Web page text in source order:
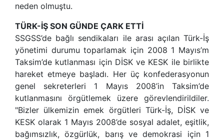
neden olmuştu.
TÜRK-İŞ SON GÜNDE ÇARK ETTİ
SSGSS’de bağlı sendikaları ile arası açılan Türk-İş
yönetimi durumu toparlamak için 2008 1 Mayıs’m
Taksim’de kutlanması için DİSK ve KESK ile birlikte
hareket etmeye başladı. Her üç konfederasyonun
genel sekreterleri 1 Mayıs 2008’in Taksim’de
kutlanmasını örgütlemek üzere görevlendirildiler.
"Bizler ülkemizin emek örgütleri Türk-İş, DİSK ve
KESK olarak 1 Mayıs 2008’de sosyal adalet, eşitlik,
bağımsızlık, özgürlük, barış ve demokrasi için 1